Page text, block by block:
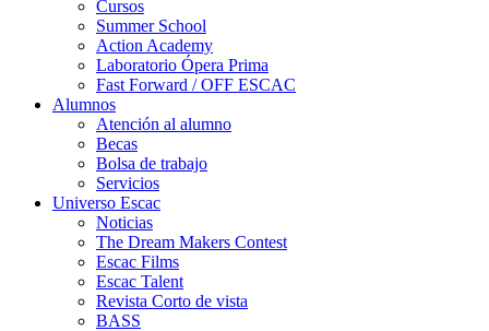
Cursos
Summer School
Action Academy
Laboratorio Ópera Prima
Fast Forward / OFF ESCAC
Alumnos
Atención al alumno
Becas
Bolsa de trabajo
Servicios
Universo Escac
Noticias
The Dream Makers Contest
Escac Films
Escac Talent
Revista Corto de vista
BASS